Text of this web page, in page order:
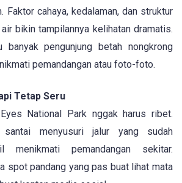
Faktor cahaya, kedalaman, dan struktur
bikin tampilannya kelihatan dramatis.
banyak pengunjung betah nongkrong
pemandangan atau foto-foto.
Tetap Seru
National Park nggak harus ribet.
menyusuri jalur yang sudah
menikmati pemandangan sekitar.
spot pandang yang pas buat lihat mata